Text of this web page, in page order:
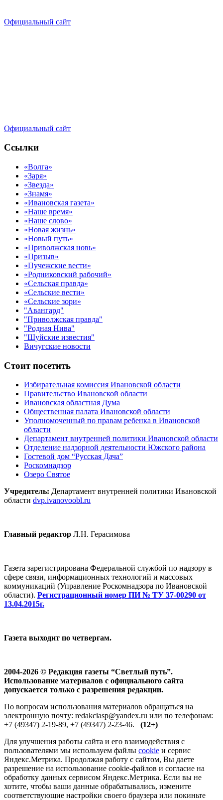
Официальный сайт
Официальный сайт
Ссылки
«Волга»
«Заря»
«Звезда»
«Знамя»
«Ивановская газета»
«Наше время»
«Наше слово»
«Новая жизнь»
«Новый путь»
«Приволжская новь»
«Призыв»
«Пучежские вести»
«Родниковский рабочий»
«Сельская правда»
«Сельские вести»
«Сельские зори»
"Авангард"
"Приволжская правда"
"Родная Нива"
"Шуйские известия"
Вичугские новости
Стоит посетить
Избирательная комиссия Ивановской области
Правительство Ивановской области
Ивановская областная Дума
Общественная палата Ивановской области
Уполномоченный по правам ребенка в Ивановской
области
Департамент внутренней политики Ивановской области
Отделение надзорной деятельности Южского района
Гостевой дом “Русская Дача”
Роскомнадзор
Озеро Святое
Учредитель: Департамент внутренней политики Ивановской
области dvp.ivanovoobl.ru
Главный редактор Л.Н. Герасимова
Газета зарегистрирована Федеральной службой по надзору в
сфере связи, информационных технологий и массовых
коммуникаций (Управление Роскомнадзора по Ивановской
области). Регистрационный номер ПИ № ТУ 37-00290 от
13.04.2015г.
Газета выходит по четвергам.
2004-2026 © Редакция газеты “Светлый путь”.
Использование материалов с официального сайта
допускается только с разрешения редакции.
По вопросам использования материалов обращаться на
электронную почту: redakciasp@yandex.ru или по телефонам:
+7 (49347) 2-19-89, +7 (49347) 2-23-46. (12+)
Для улучшения работы сайта и его взаимодействия с
пользователями мы используем файлы cookie и сервис
Яндекс.Метрика. Продолжая работу с сайтом, Вы даете
разрешение на использование cookie-файлов и согласие на
обработку данных сервисом Яндекс.Метрика. Если вы не
хотите, чтобы ваши данные обрабатывались, измените
соответствующие настройки своего браузера или покиньте